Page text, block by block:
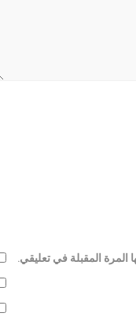
المرة المقبلة في تعليقي.